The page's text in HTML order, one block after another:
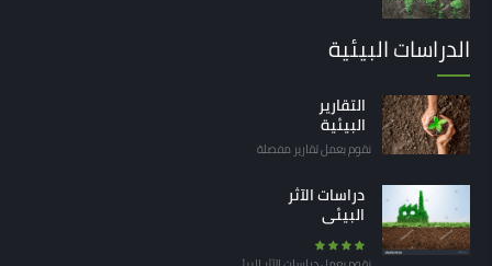
الدراسات البيئية
التقارير
البيئية
نقوم بعمل تقارير مفصلة
دراسات الآثر
البيئى